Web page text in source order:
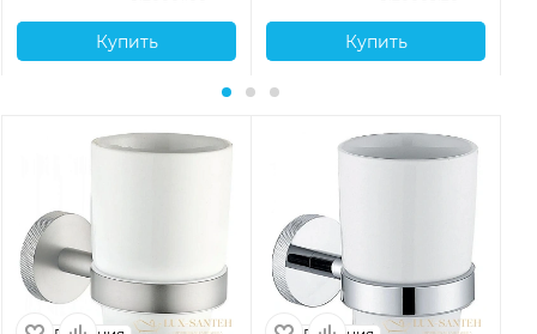
Купить Купить